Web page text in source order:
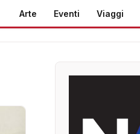
Arte Eventi Viaggi